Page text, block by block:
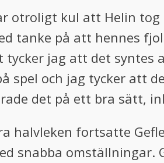
otroligt kul att Helin
tanke på att hennes
tycker jag att det syntes
spel och jag tycker att
det på ett bra sätt,
halvleken fortsatte
snabba omställningar.